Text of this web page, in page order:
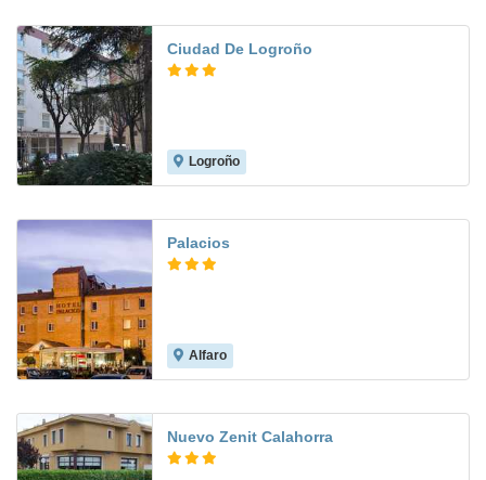
Ciudad De Logroño
Logroño
Palacios
Alfaro
Nuevo Zenit Calahorra